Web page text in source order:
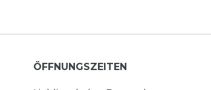
ÖFFNUNGSZEITEN